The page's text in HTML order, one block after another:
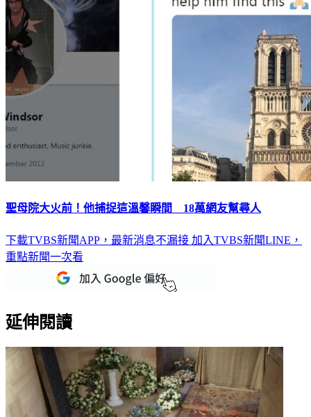
聖母院大火前！他捕捉這溫馨瞬間 18萬網友幫尋人
下載TVBS新聞APP，最新消息不漏接 加入TVBS新聞LINE，
重點新聞一次看
延伸閱讀